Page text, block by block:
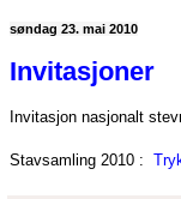
søndag 23. mai 2010
Invitasjoner
Invitasjon nasjonalt
Stavsamling 2010 :